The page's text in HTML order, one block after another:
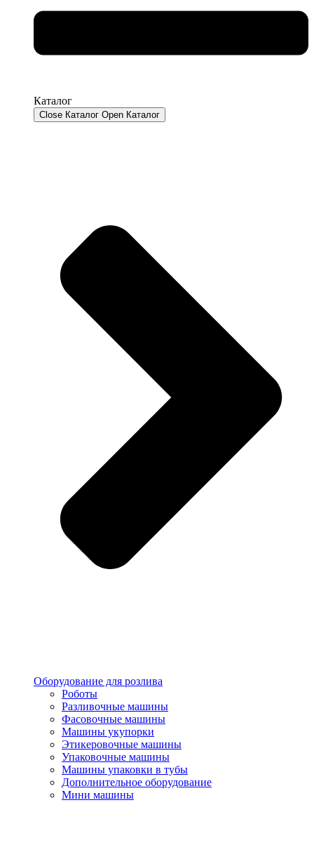
Каталог
Close Каталог Open Каталог
Оборудование для розлива
Роботы
Разливочные машины
Фасовочные машины
Машины укупорки
Этикеровочные машины
Упаковочные машины
Машины упаковки в тубы
Дополнительное оборудование
Мини машины